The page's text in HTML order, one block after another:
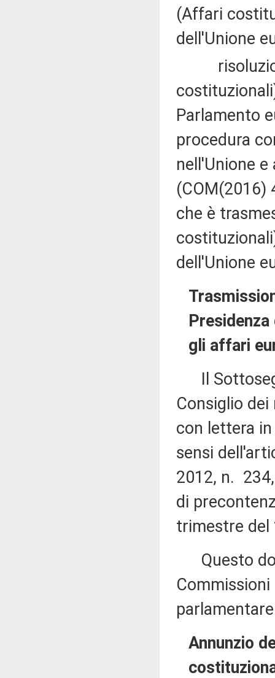
(Affari
dell'Unione
Parlamento
procedura
nell'Unione
(COM(2016)
che è
dell'Unione
gli affari
Il
Consiglio
con lettera
sensi
2012, n.
di
trimestre del
Questo
Annunzio